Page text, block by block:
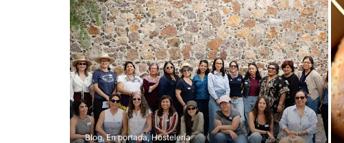
Blog, En portada, Hostelería